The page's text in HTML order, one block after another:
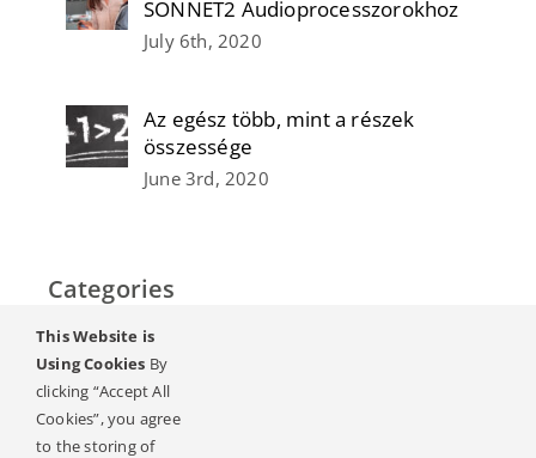
SONNET2 Audioprocesszorokhoz
July 6th, 2020
Az egész több, mint a részek
összessége
June 3rd, 2020
Categories
Home
Hallás & Halláskárosodás
This Website is
Using Cookies By
clicking “Accept All
Cookies”, you agree
to the storing of